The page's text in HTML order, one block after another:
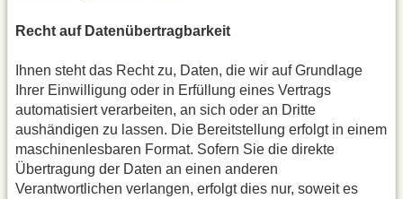
Recht auf Datenübertragbarkeit
Ihnen steht das Recht zu, Daten, die wir auf Grundlage
Ihrer Einwilligung oder in Erfüllung eines Vertrags
automatisiert verarbeiten, an sich oder an Dritte
aushändigen zu lassen. Die Bereitstellung erfolgt in einem
maschinenlesbaren Format. Sofern Sie die direkte
Übertragung der Daten an einen anderen
Verantwortlichen verlangen, erfolgt dies nur, soweit es